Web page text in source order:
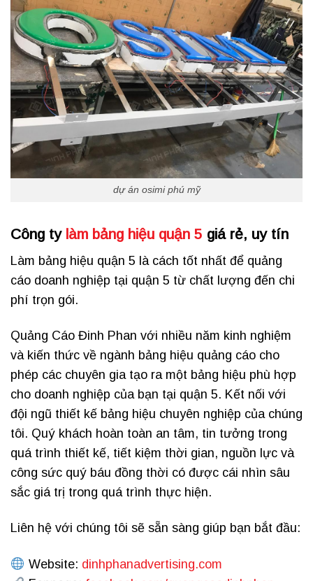
dự án osimi phú mỹ
Công ty làm bảng hiệu quận 5 giá rẻ, uy tín
Làm bảng hiệu quận 5 là cách tốt nhất để quảng
cáo doanh nghiệp tại quận 5 từ chất lượng đến chi
phí trọn gói.
Quảng Cáo Đinh Phan với nhiều năm kinh nghiệm
và kiến ​​thức về ngành bảng hiệu quảng cáo cho
phép các chuyên gia tạo ra một bảng hiệu phù hợp
cho doanh nghiệp của bạn tại quận 5. Kết nối với
đội ngũ thiết kế bảng hiệu chuyên nghiệp của chúng
tôi. Quý khách hoàn toàn an tâm, tin tưởng trong
quá trình thiết kế, tiết kiệm thời gian, nguồn lực và
công sức quý báu đồng thời có được cái nhìn sâu
sắc giá trị trong quá trình thực hiện.
Liên hệ với chúng tôi sẽ sẵn sàng giúp bạn bắt đầu:
Website: dinhphanadvertising.com